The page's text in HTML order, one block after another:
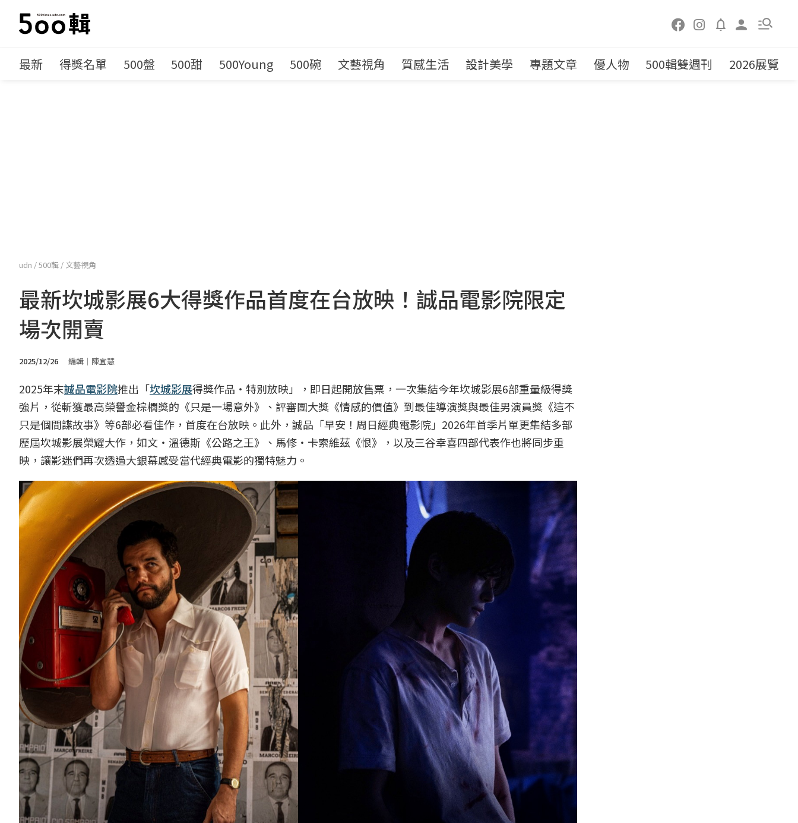
最新 得獎名單 500盤 500甜 500Young 500碗 文藝視角 質感生活 設計美學 專題文章 優人物 500輯雙週刊 2026展覽
udn /500輯 / 文藝視角
最新坎城影展6大得獎作品首度在台放映！誠品電影院限定
場次開賣
2025/12/26 編輯｜陳宜慧
2025年末誠品電影院推出「坎城影展得獎作品‧特別放映」，即日起開放售票，一次集結今年坎城影展6部重量級得獎
強片，從斬獲最高榮譽金棕櫚獎的《只是一場意外》、評審團大獎《情感的價值》到最佳導演獎與最佳男演員獎《這不
只是個間諜故事》等6部必看佳作，首度在台放映。此外，誠品「早安！周日經典電影院」2026年首季片單更集結多部
歷屆坎城影展榮耀大作，如文・溫德斯《公路之王》、馬修・卡索維茲《恨》，以及三谷幸喜四部代表作也將同步重
映，讓影迷們再次透過大銀幕感受當代經典電影的獨特魅力。